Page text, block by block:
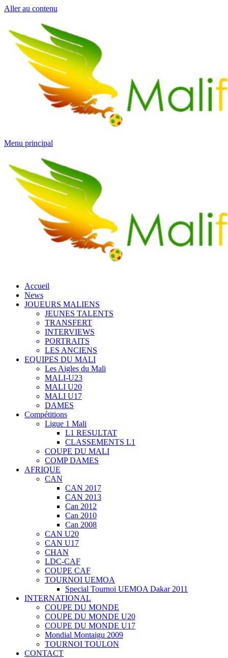
Aller au contenu
Menu principal
Accueil
News
JOUEURS MALIENS
JEUNES TALENTS
TRANSFERT
INTERVIEWS
PORTRAITS
LES ANCIENS
EQUIPES DU MALI
Les Aigles du Mali
MALI-U23
MALI U20
MALI U17
DAMES
Compétitions
Ligue 1 Mali
L1 RESULTAT
CLASSEMENTS L1
COUPE DU MALI
COMP DAMES
AFRIQUE
CAN
CAN 2017
CAN 2013
Can 2012
Can 2010
Can 2008
CAN U20
CAN U17
CHAN
LDC-CAF
COUPE CAF
TOURNOI UEMOA
Special Tournoi UEMOA Dakar 2011
INTERNATIONAL
COUPE DU MONDE
COUPE DU MONDE U20
COUPE DU MONDE U17
Mondial Montaigu 2009
TOURNOI TOULON
CONTACT